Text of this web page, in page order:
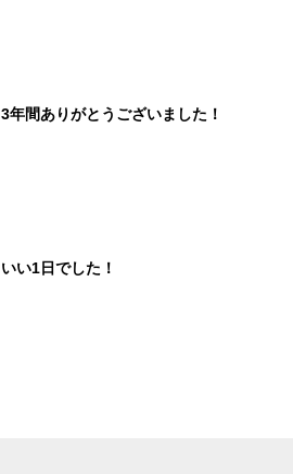
3年間ありがとうございました！
いい1日でした！